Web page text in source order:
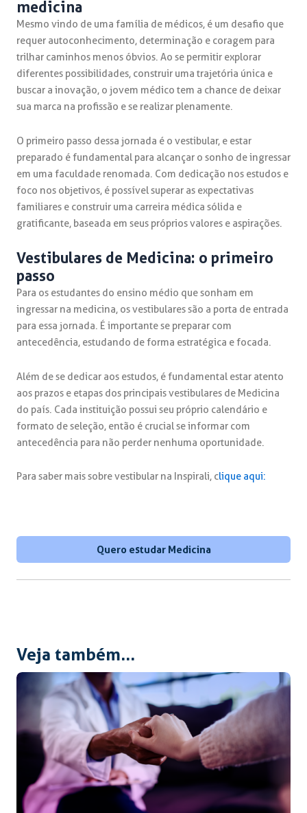
medicina
Mesmo vindo de uma família de médicos, é um desafio que
requer autoconhecimento, determinação e coragem para
trilhar caminhos menos óbvios. Ao se permitir explorar
diferentes possibilidades, construir uma trajetória única e
buscar a inovação, o jovem médico tem a chance de deixar
sua marca na profissão e se realizar plenamente.
O primeiro passo dessa jornada é o vestibular, e estar
preparado é fundamental para alcançar o sonho de ingressar
em uma faculdade renomada. Com dedicação nos estudos e
foco nos objetivos, é possível superar as expectativas
familiares e construir uma carreira médica sólida e
gratificante, baseada em seus próprios valores e aspirações.
Vestibulares de Medicina: o primeiro
passo
Para os estudantes do ensino médio que sonham em
ingressar na medicina, os vestibulares são a porta de entrada
para essa jornada. É importante se preparar com
antecedência, estudando de forma estratégica e focada.
Além de se dedicar aos estudos, é fundamental estar atento
aos prazos e etapas dos principais vestibulares de Medicina
do país. Cada instituição possui seu próprio calendário e
formato de seleção, então é crucial se informar com
antecedência para não perder nenhuma oportunidade.
Para saber mais sobre vestibular na Inspirali, clique aqui:
Quero estudar Medicina
Veja também...